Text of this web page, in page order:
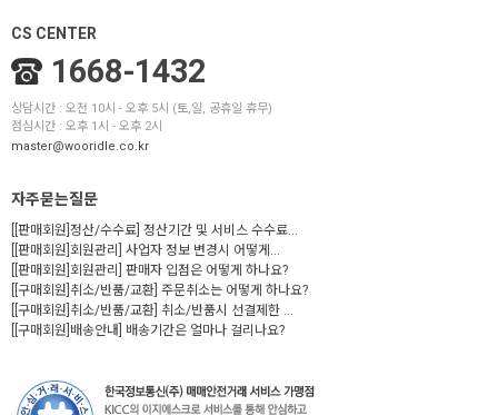
CS CENTER
1668-1432
상담시간 : 오전 10시 - 오후 5시 (토,일, 공휴일 휴무)
점심시간 : 오후 1시 - 오후 2시
master@wooridle.co.kr
자주묻는질문
[[판매회원]정산/수수료] 정산기간 및 서비스 수수료...
[[판매회원]회원관리] 사업자 정보 변경시 어떻게...
[[판매회원]회원관리] 판매자 입점은 어떻게 하나요?
[[구매회원]취소/반품/교환] 주문취소는 어떻게 하나요?
[[구매회원]취소/반품/교환] 취소/반품시 선결제한 ...
[[구매회원]배송안내] 배송기간은 얼마나 걸리나요?